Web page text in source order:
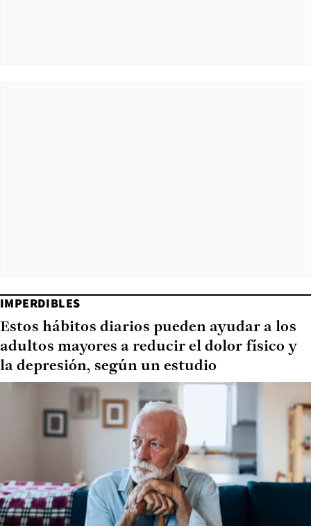
IMPERDIBLES
Estos hábitos diarios pueden ayudar a los
adultos mayores a reducir el dolor físico y
la depresión, según un estudio